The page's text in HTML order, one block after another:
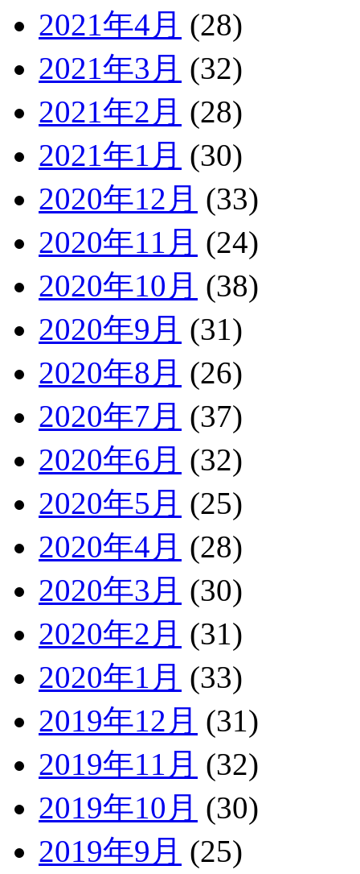
2021年4月 (28)
2021年3月 (32)
2021年2月 (28)
2021年1月 (30)
2020年12月 (33)
2020年11月 (24)
2020年10月 (38)
2020年9月 (31)
2020年8月 (26)
2020年7月 (37)
2020年6月 (32)
2020年5月 (25)
2020年4月 (28)
2020年3月 (30)
2020年2月 (31)
2020年1月 (33)
2019年12月 (31)
2019年11月 (32)
2019年10月 (30)
2019年9月 (25)